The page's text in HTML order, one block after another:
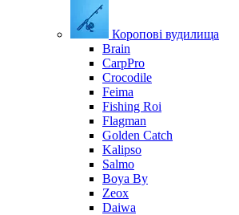
Коропові вудилища
Brain
CarpPro
Crocodile
Feima
Fishing Roi
Flagman
Golden Catch
Kalipso
Salmo
Boya By
Zeox
Daiwa